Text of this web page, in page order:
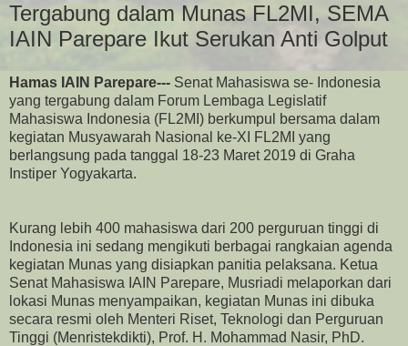
Tergabung dalam Munas FL2MI, SEMA
IAIN Parepare Ikut Serukan Anti Golput
Hamas IAIN Parepare--- Senat Mahasiswa se- Indonesia
yang tergabung dalam Forum Lembaga Legislatif
Mahasiswa Indonesia (FL2MI) berkumpul bersama dalam
kegiatan Musyawarah Nasional ke-XI FL2MI yang
berlangsung pada tanggal 18-23 Maret 2019 di Graha
Instiper Yogyakarta.
Kurang lebih 400 mahasiswa dari 200 perguruan tinggi di
Indonesia ini sedang mengikuti berbagai rangkaian agenda
kegiatan Munas yang disiapkan panitia pelaksana. Ketua
Senat Mahasiswa IAIN Parepare, Musriadi melaporkan dari
lokasi Munas menyampaikan, kegiatan Munas ini dibuka
secara resmi oleh Menteri Riset, Teknologi dan Perguruan
Tinggi (Menristekdikti), Prof. H. Mohammad Nasir, PhD.